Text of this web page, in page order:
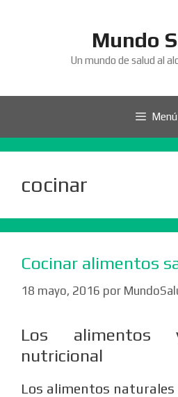
Mundo
Un mundo de salud al
Menú
cocinar
Cocinar alimentos
18 mayo, 2016 por
Los
nutricional
Los alimentos naturales